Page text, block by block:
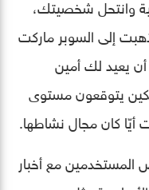
وانتحل شخصيتك،
إلى السوبر ماركت
يعيد لك أمين
يتوقعون مستوى
أيّا كان مجال نشاطها.
مع أخبار